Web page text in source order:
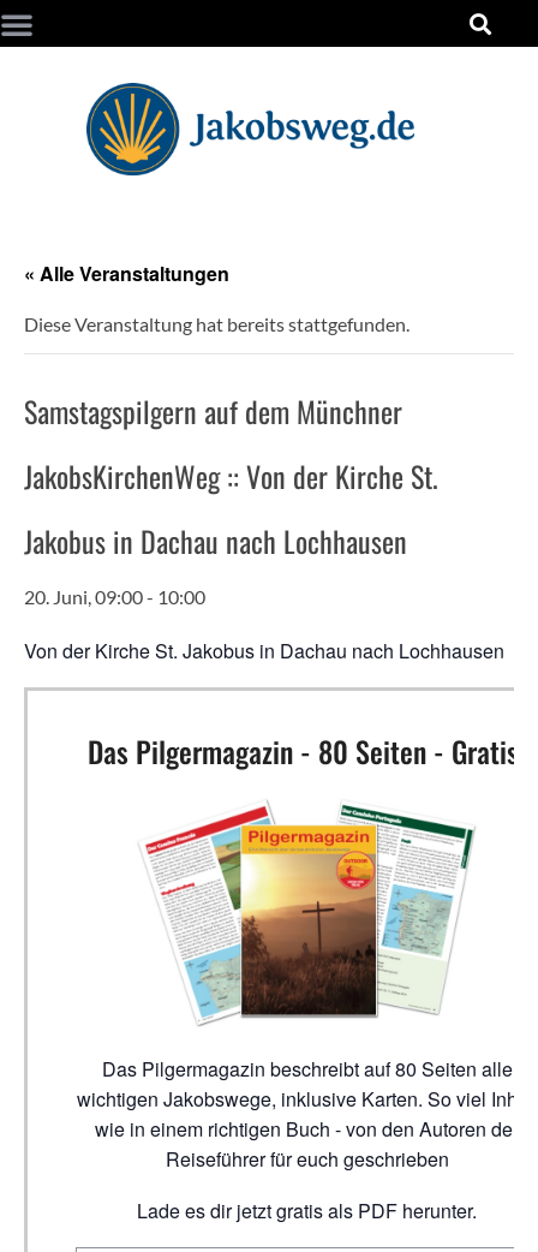
« Alle Veranstaltungen
Diese Veranstaltung hat bereits stattgefunden.
Samstagspilgern auf dem Münchner
JakobsKirchenWeg :: Von der Kirche St.
Jakobus in Dachau nach Lochhausen
20. Juni, 09:00- 10:00
Von der Kirche St. Jakobus in Dachau nach Lochhausen
Das Pilgermagazin - 80 Seiten - Gratis!
Das Pilgermagazin beschreibt auf 80 Seiten alle
wichtigen Jakobswege, inklusive Karten. So viel Inhalt
wie in einem richtigen Buch - von den Autoren der
Reiseführer für euch geschrieben
Lade es dir jetzt gratis als PDF herunter.